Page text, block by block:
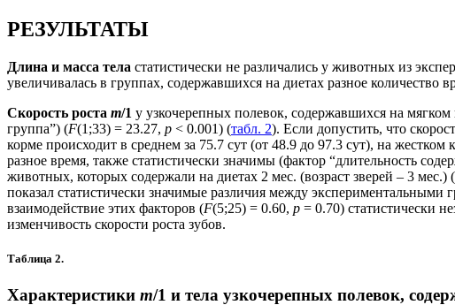
РЕЗУЛЬТАТЫ
Длина и масса тела статистически не различались у животных из
увеличивалась в группах, содержавшихся на диетах разное количество
Скорость роста m/1 у узкочерепных полевок, содержавшихся на
группа”) (F(1;33) = 23.27, p < 0.001) (табл. 2). Если допустить, что
корме происходит в среднем за 75.7 сут (от 48.9 до 97.3 сут), на
разное время, также статистически значимы (фактор “длительность
животных, которых содержали на диетах 2 мес. (возраст зверей – 3 мес.) (
показал статистически значимые различия между экспериментальными
взаимодействие этих факторов (F(5;25) = 0.60, p = 0.70) статистически
изменчивость скорости роста зубов.
Таблица 2.
Характеристики m/1 и тела узкочерепных полевок,